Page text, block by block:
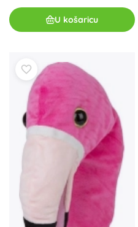
U košaricu